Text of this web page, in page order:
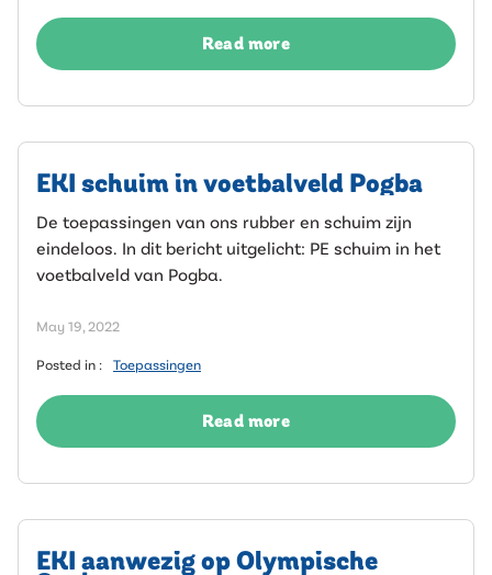
Read more
EKI schuim in voetbalveld Pogba
De toepassingen van ons rubber en schuim zijn
eindeloos. In dit bericht uitgelicht: PE schuim in het
voetbalveld van Pogba.
May 19, 2022
Posted in : Toepassingen
Read more
EKI aanwezig op Olympische